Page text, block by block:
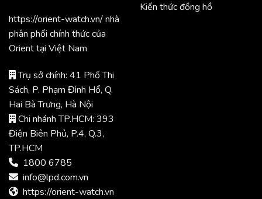
https://orient-watch.vn/ nhà
phân phối chính thức của
Orient tại Việt Nam
Trụ sở chính: 41 Phố Thi
Sách, P. Phạm Đình Hổ, Q.
Hai Bà Trưng, Hà Nội
Chi nhánh TP.HCM: 393
Điện Biên Phủ, P.4, Q.3,
TP.HCM
1800 6785
info@lpd.com.vn
https://orient-watch.vn
Kiến thức đồng hồ